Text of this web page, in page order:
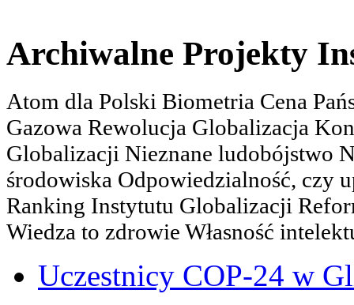
Archiwalne Projekty
Atom dla Polski Biometria Cena
Gazowa Rewolucja Globalizacja
Globalizacji Nieznane ludobójstwo
środowiska Odpowiedzialność, czy
Ranking Instytutu Globalizacji
Wiedza to zdrowie Własność
Uczestnicy COP-24 w